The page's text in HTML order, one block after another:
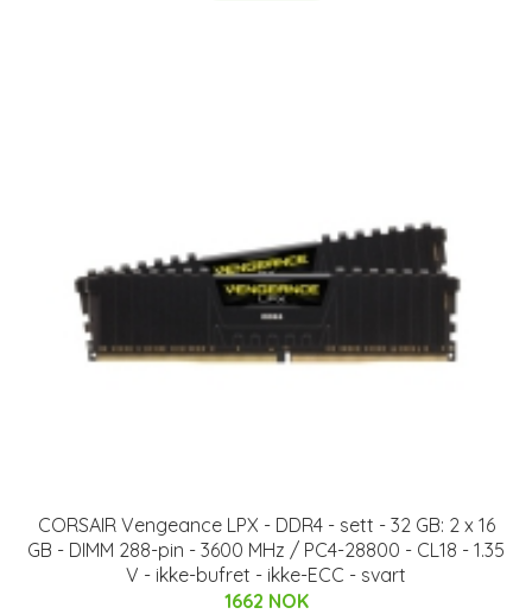
CORSAIR Vengeance LPX - DDR4 - sett - 32 GB: 2 x 16
GB - DIMM 288-pin - 3600 MHz / PC4-28800 - CL18 - 1.35
V - ikke-bufret - ikke-ECC - svart
1662 NOK